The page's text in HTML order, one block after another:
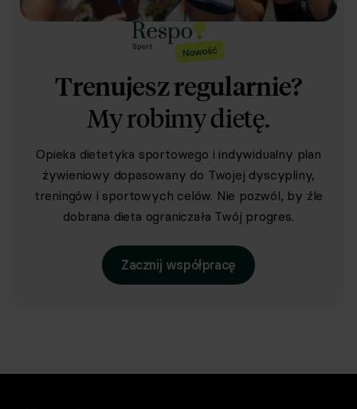
Trenujesz regularnie?
My robimy dietę.
Opieka dietetyka sportowego i indywidualny plan
żywieniowy dopasowany do Twojej dyscypliny,
treningów i sportowych celów. Nie pozwól, by źle
dobrana dieta ograniczała Twój progres.
Zacznij współpracę